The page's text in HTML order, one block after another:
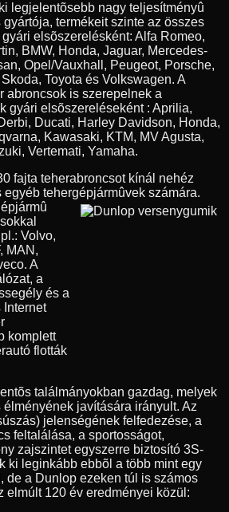
legjelentõsebb nagy teljesítményû
termékeit szinte az összes
elsõszerelésként: Alfa Romeo,
BMW, Honda, Jaguar, Mercedes-
Opel/Vauxhall, Peugeot, Porsche,
Toyota és Volkswagen. A
abroncsok is szerepelnek a
gyári elsõszereléseként : Aprilia,
Ducati, Harley Davidson, Honda,
Kawasaki, KTM, MV Agusta,
Vertemati, Yamaha.
fajta teherabroncsot kínál nehéz
tehergépjármûvek számára.
Volvo,
MAN,
A
a
és a
Internet
komplett
flották
találmányokban gazdag, melyek
javítására irányult. Az
jelenségének felfedezése, a
feltalálása, a sportosságot,
zajszintet egyszerre biztosító 3S-
ki leginkább ebbõl a több mint egy
de a Dunlop ezeken túl is számos
elmúlt 120 év eredményei közül: